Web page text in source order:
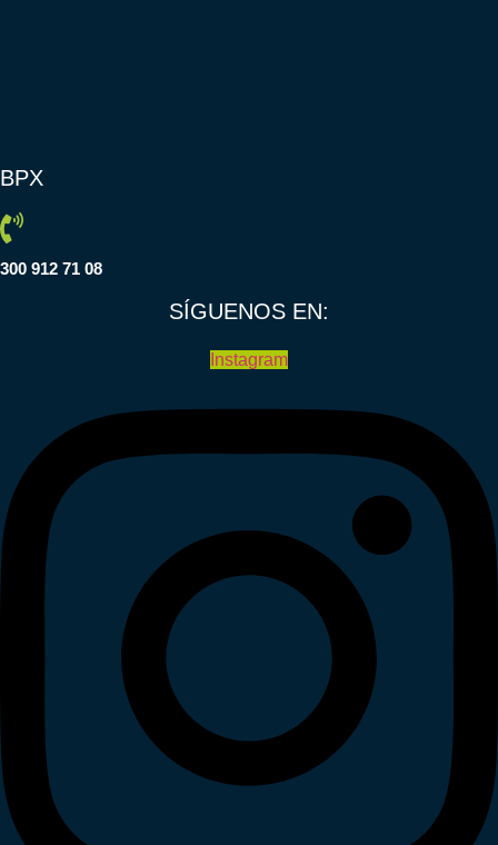
BPX
300 912 71 08
SÍGUENOS EN:
Instagram